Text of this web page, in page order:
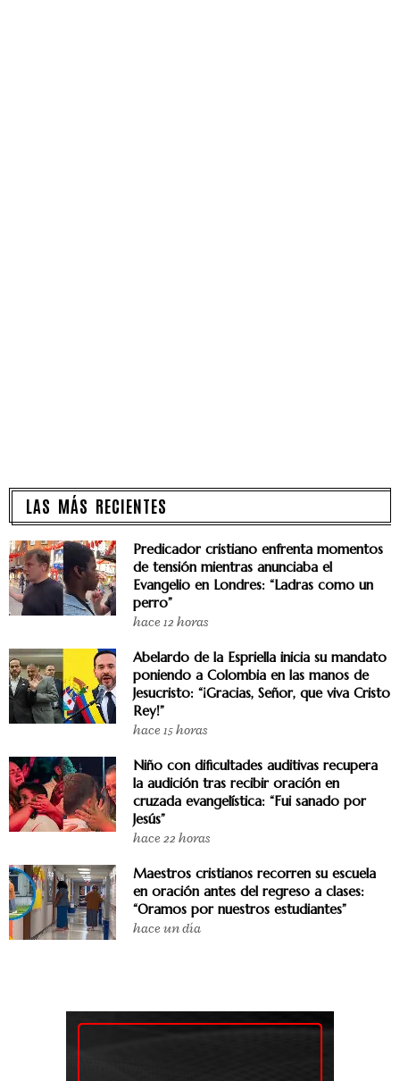
LAS MÁS RECIENTES
Predicador cristiano enfrenta momentos
de tensión mientras anunciaba el
Evangelio en Londres: “Ladras como un
perro”
hace 12 horas
Abelardo de la Espriella inicia su mandato
poniendo a Colombia en las manos de
Jesucristo: “¡Gracias, Señor, que viva Cristo
Rey!”
hace 15 horas
Niño con dificultades auditivas recupera
la audición tras recibir oración en
cruzada evangelística: “Fui sanado por
Jesús”
hace 22 horas
Maestros cristianos recorren su escuela
en oración antes del regreso a clases:
“Oramos por nuestros estudiantes”
hace un día